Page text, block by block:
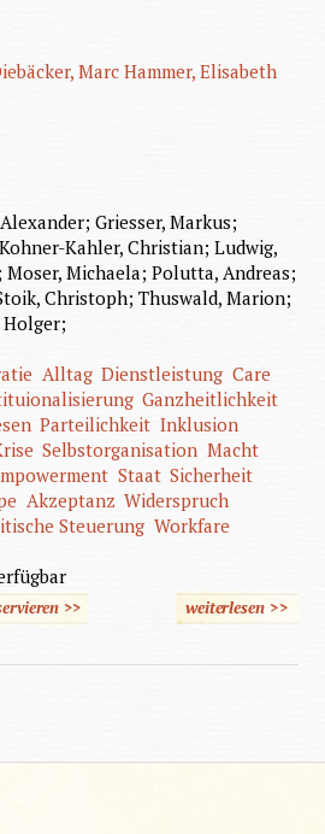
Marc Hammer, Elisabeth
Griesser, Markus;
Kahler, Christian; Ludwig,
Michaela; Polutta, Andreas;
Christoph; Thuswald, Marion;
Holger;
Alltag Dienstleistung Care
Ganzheitlichkeit
Parteilichkeit Inklusion
Selbstorganisation Macht
Staat Sicherheit
Akzeptanz Widerspruch
Steuerung Workfare
>> weiterlesen>>